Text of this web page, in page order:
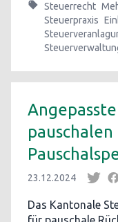
Steuerrecht
Steuerpraxis
23.12.2024
Das Kantonale